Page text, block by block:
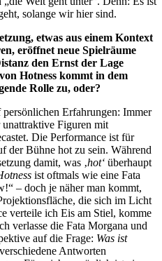
solange wir hier sind.
etwas aus einem Kontext
eröffnet neue Spielräume
den Ernst der Lage
Hotness kommt in dem
Rolle zu, oder?
Erfahrungen: Immer
Figuren mit
Die Performance ist für
der Bühne hot zu sein. Während
damit, was ‚hot‘ überhaupt
ist oftmals wie eine Fata
– doch je näher man kommt,
die sich im Licht
verteile ich Eis am Stiel, komme
verlasse die Fata Morgana und
auf die Frage: Was ist
Antworten